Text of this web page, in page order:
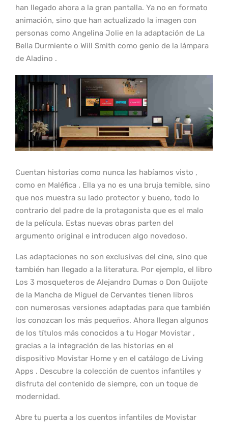
han llegado ahora a la gran pantalla. Ya no en formato
animación, sino que han actualizado la imagen con
personas como Angelina Jolie en la adaptación de La
Bella Durmiente o Will Smith como genio de la lámpara
de Aladino .
Cuentan historias como nunca las habíamos visto ,
como en Maléfica . Ella ya no es una bruja temible, sino
que nos muestra su lado protector y bueno, todo lo
contrario del padre de la protagonista que es el malo
de la película. Estas nuevas obras parten del
argumento original e introducen algo novedoso.
Las adaptaciones no son exclusivas del cine, sino que
también han llegado a la literatura. Por ejemplo, el libro
Los 3 mosqueteros de Alejandro Dumas o Don Quijote
de la Mancha de Miguel de Cervantes tienen libros
con numerosas versiones adaptadas para que también
los conozcan los más pequeños. Ahora llegan algunos
de los títulos más conocidos a tu Hogar Movistar ,
gracias a la integración de las historias en el
dispositivo Movistar Home y en el catálogo de Living
Apps . Descubre la colección de cuentos infantiles y
disfruta del contenido de siempre, con un toque de
modernidad.
Abre tu puerta a los cuentos infantiles de Movistar